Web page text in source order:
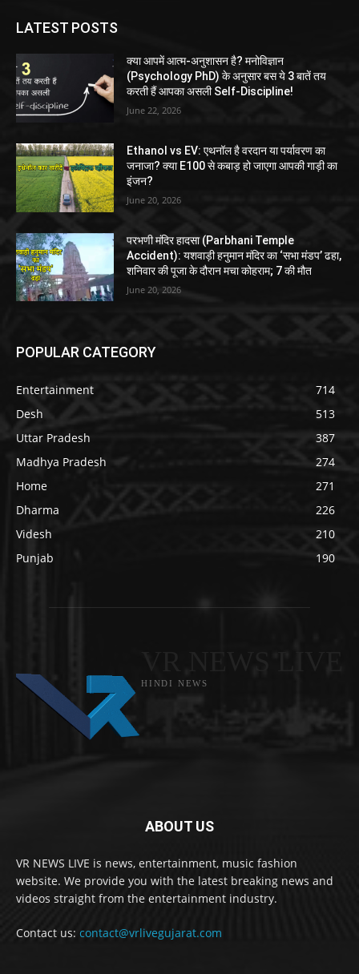
LATEST POSTS
क्या आपमें आत्म-अनुशासन है? मनोविज्ञान
(Psychology PhD) के अनुसार बस ये 3 बातें तय
करती हैं आपका असली Self-Discipline!
June 22, 2026
Ethanol vs EV: एथनॉल है वरदान या पर्यावरण का
जनाजा? क्या E100 से कबाड़ हो जाएगा आपकी गाड़ी का
इंजन?
June 20, 2026
परभणी मंदिर हादसा (Parbhani Temple
Accident): यशवाड़ी हनुमान मंदिर का ‘सभा मंडप’ ढहा,
शनिवार की पूजा के दौरान मचा कोहराम; 7 की मौत
June 20, 2026
POPULAR CATEGORY
Entertainment
714
Desh
513
Uttar Pradesh
387
Madhya Pradesh
274
Home
271
Dharma
226
Videsh
210
Punjab
190
HINDI NEWS
ABOUT US
VR NEWS LIVE is news, entertainment, music fashion
website. We provide you with the latest breaking news and
videos straight from the entertainment industry.
Contact us: contact@vrlivegujarat.com